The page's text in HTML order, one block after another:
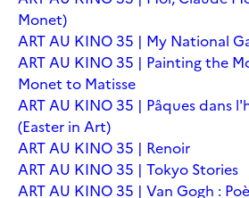
Monet)
ART AU KINO 35 | My National
ART AU KINO 35 | Painting the
Monet to Matisse
ART AU KINO 35 | Pâques dans
(Easter in Art)
ART AU KINO 35 | Renoir
ART AU KINO 35 | Tokyo Stories
ART AU KINO 35 | Van Gogh :